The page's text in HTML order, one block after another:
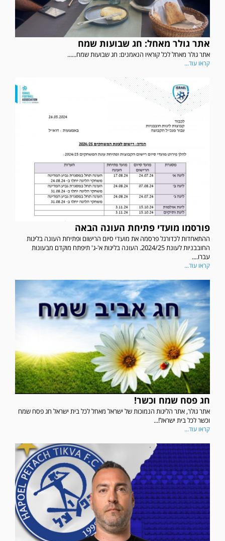
אתר גולר מאחל: חג שבועות שמח
אתר גולר מאחל לכל קוראיו הנאמנים: חג שבועות שמח......
קראו עוד...
פורסמו מועדי פתיחת העונה הבאה
ההתאחדות לכדורגל פרסמה את מועדי סיום הרישום ופתיחת העונה בליגות
החובבניות לעונת 2024/25. העונה בליגות א'-ג' תיפתח מוקדם מבעונות
עברו....
קראו עוד...
חג פסח שמח וכשר!
אתר גולר, אתר הליגות הנמוכות של ישראל מאחל לכל בית ישראל חג פסח שמח
וכשר לכל בית ישראל!...
קראו עוד...